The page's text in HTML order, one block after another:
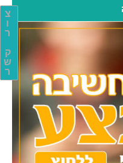
צ
ו
ר
ק
ש
ר